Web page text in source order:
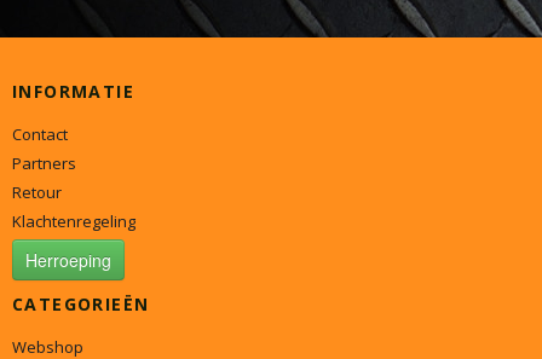
INFORMATIE
Contact
Partners
Retour
Klachtenregeling
Herroeping
CATEGORIEËN
Webshop